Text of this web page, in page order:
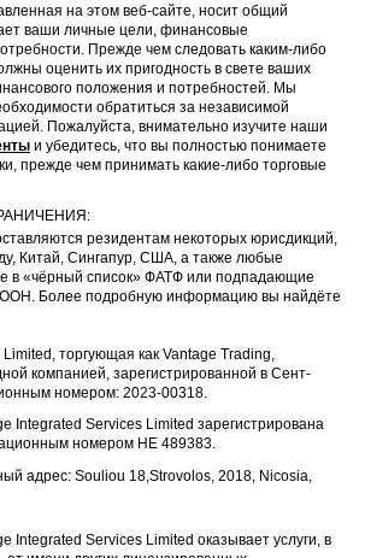
на этом веб-сайте, носит общий
ваши личные цели, финансовые
Прежде чем следовать каким-либо
оценить их пригодность в свете ваших
положения и потребностей. Мы
обратиться за независимой
Пожалуйста, внимательно изучите наши
и убедитесь, что вы полностью понимаете
прежде чем принимать какие-либо торговые
резидентам некоторых юрисдикций,
Китай, Сингапур, США, а также любые
в «чёрный список» ФАТФ или подпадающие
Более подробную информацию вы найдёте
торгующая как Vantage Trading,
компанией, зарегистрированной в Сент-
номером: 2023-00318.
Integrated Services Limited зарегистрирована
номером HE 489383.
адрес: Souliou 18,Strovolos, 2018, Nicosia,
Integrated Services Limited оказывает услуги, в